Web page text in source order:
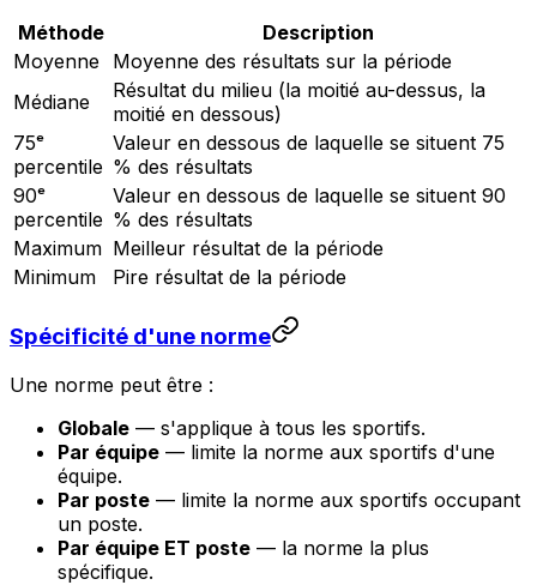
Méthode
Description
Moyenne Moyenne des résultats sur la période
Médiane
Résultat du milieu (la moitié au-dessus, la
moitié en dessous)
75ᵉ
percentile
Valeur en dessous de laquelle se situent 75
% des résultats
90ᵉ
percentile
Valeur en dessous de laquelle se situent 90
% des résultats
Maximum Meilleur résultat de la période
Minimum
Pire résultat de la période
Spécificité d'une norme
Une norme peut être :
Globale — s'applique à tous les sportifs.
Par équipe — limite la norme aux sportifs d'une
équipe.
Par poste — limite la norme aux sportifs occupant
un poste.
Par équipe ET poste — la norme la plus
spécifique.